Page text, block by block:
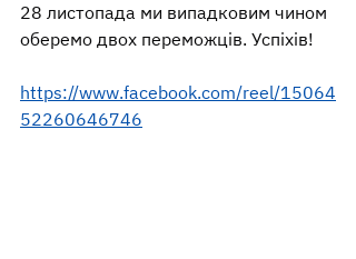
28 листопада ми випадковим чином
оберемо двох переможців. Успіхів!
https://www.facebook.com/reel/15064
52260646746